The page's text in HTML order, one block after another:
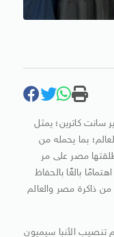
سانت كاترين؛ يمثل
بما يحمله من
مصر على مر
بالغًا بالحفاظ
من ذاكرة مصر والعالم
تنصيب الأنبا سيميون